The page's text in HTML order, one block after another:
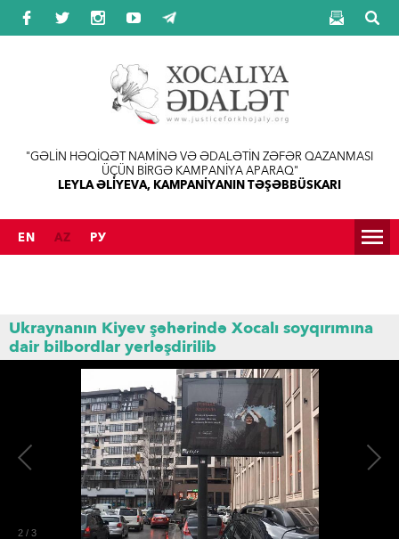
Jump to navigation
EN AZ РУ
"GƏLİN HƏQİQƏT NAMİNƏ VƏ ƏDALƏTİN ZƏFƏR QAZANMASI
ÜÇÜN BİRGƏ KAMPANİYA APARAQ"
LEYLA ƏLİYEVA, KAMPANİYANIN TƏŞƏBBÜSKARI
Ukraynanın Kiyev şəhərində Xocalı soyqırımına
dair bilbordlar yerləşdirilib
2 / 3